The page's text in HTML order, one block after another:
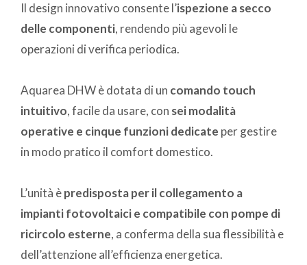
Il design innovativo consente l’ispezione a secco
delle componenti, rendendo più agevoli le
operazioni di verifica periodica.
Aquarea DHW è dotata di un comando touch
intuitivo, facile da usare, con sei modalità
operative e cinque funzioni dedicate per gestire
in modo pratico il comfort domestico.
L’unità èpredisposta per il collegamento a
impianti fotovoltaici e compatibile con pompe di
ricircolo esterne, a conferma della sua flessibilità e
dell’attenzione all’efficienza energetica.